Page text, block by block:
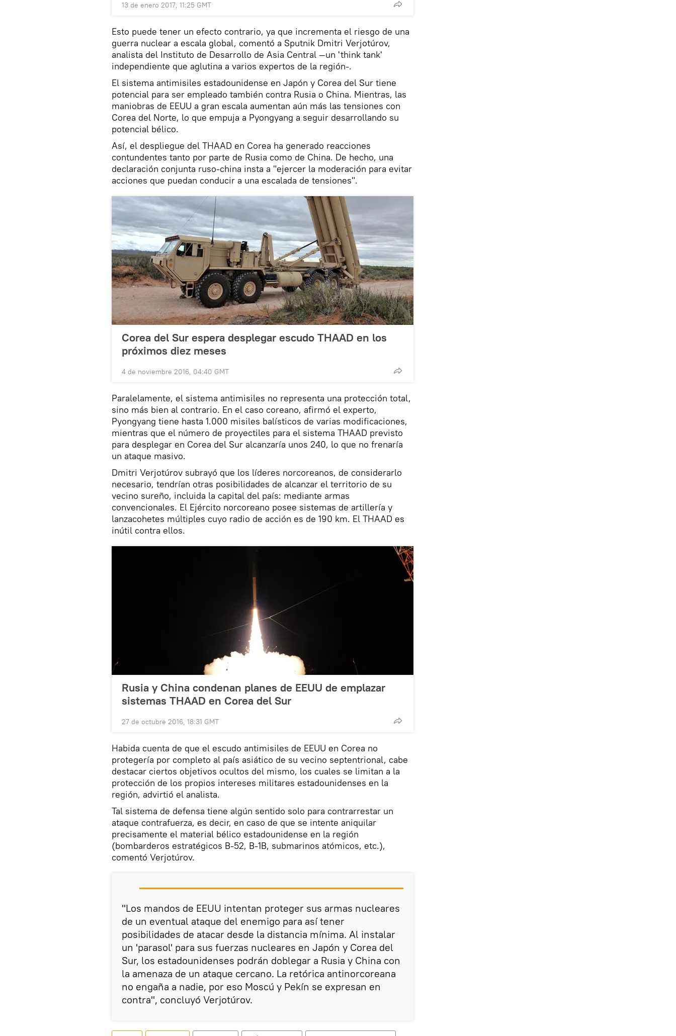
13 de enero 2017, 11:25 GMT
Esto puede tener un efecto contrario, ya que incrementa el riesgo de una
guerra nuclear a escala global, comentó a Sputnik Dmitri Verjotúrov,
analista del Instituto de Desarrollo de Asia Central —un 'think tank'
independiente que aglutina a varios expertos de la región-.
El sistema antimisiles estadounidense en Japón y Corea del Sur tiene
potencial para ser empleado también contra Rusia o China. Mientras, las
maniobras de EEUU a gran escala aumentan aún más las tensiones con
Corea del Norte, lo que empuja a Pyongyang a seguir desarrollando su
potencial bélico.
Así, el despliegue del THAAD en Corea ha generado reacciones
contundentes tanto por parte de Rusia como de China. De hecho, una
declaración conjunta ruso-china insta a "ejercer la moderación para evitar
acciones que puedan conducir a una escalada de tensiones".
Corea del Sur espera desplegar escudo THAAD en los
próximos diez meses
4 de noviembre 2016, 04:40 GMT
Paralelamente, el sistema antimisiles no representa una protección total,
sino más bien al contrario. En el caso coreano, afirmó el experto,
Pyongyang tiene hasta 1.000 misiles balísticos de varias modificaciones,
mientras que el número de proyectiles para el sistema THAAD previsto
para desplegar en Corea del Sur alcanzaría unos 240, lo que no frenaría
un ataque masivo.
Dmitri Verjotúrov subrayó que los líderes norcoreanos, de considerarlo
necesario, tendrían otras posibilidades de alcanzar el territorio de su
vecino sureño, incluida la capital del país: mediante armas
convencionales. El Ejército norcoreano posee sistemas de artillería y
lanzacohetes múltiples cuyo radio de acción es de 190 km. El THAAD es
inútil contra ellos.
Rusia y China condenan planes de EEUU de emplazar
sistemas THAAD en Corea del Sur
27 de octubre 2016, 18:31 GMT
Habida cuenta de que el escudo antimisiles de EEUU en Corea no
protegería por completo al país asiático de su vecino septentrional, cabe
destacar ciertos objetivos ocultos del mismo, los cuales se limitan a la
protección de los propios intereses militares estadounidenses en la
región, advirtió el analista.
Tal sistema de defensa tiene algún sentido solo para contrarrestar un
ataque contrafuerza, es decir, en caso de que se intente aniquilar
precisamente el material bélico estadounidense en la región
(bombarderos estratégicos B-52, B-1B, submarinos atómicos, etc.),
comentó Verjotúrov.
"Los mandos de EEUU intentan proteger sus armas nucleares
de un eventual ataque del enemigo para así tener
posibilidades de atacar desde la distancia mínima. Al instalar
un 'parasol' para sus fuerzas nucleares en Japón y Corea del
Sur, los estadounidenses podrán doblegar a Rusia y China con
la amenaza de un ataque cercano. La retórica antinorcoreana
no engaña a nadie, por eso Moscú y Pekín se expresan en
contra", concluyó Verjotúrov.